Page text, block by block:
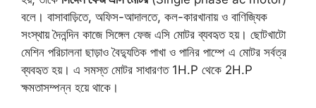
বলে। বাসাবাড়িতে, অফিস-আদালতে, কল-কারখানায় ও বাণিজ্যিক
সংস্থায় দৈনন্দিন কাজে সিঙ্গেল ফেজ এসি মোটর ব্যবহৃত হয়। ছোটখাটো
মেশিন পরিচালনা ছাড়াও বৈদ্যুতিক পাখা ও পানির পাম্পে এ মোটর সর্বত্র
ব্যবহৃত হয়। এ সমস্ত মোটর সাধারণত 1H.P থেকে 2H.P
ক্ষমতাসম্পন্ন হয়ে থাকে।